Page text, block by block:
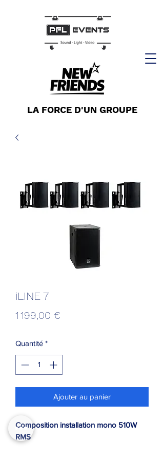
LA FORCE D'UN GROUPE
iLINE 7
1 199,00 €
Quantité *
Ajouter au panier
Composition installation mono 510W
RMS